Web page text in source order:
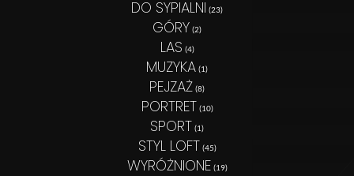
DO SYPIALNI (23)
GÓRY (2)
LAS (4)
MUZYKA (1)
PEJZAŻ (8)
PORTRET (10)
SPORT (1)
STYL LOFT (45)
WYRÓŻNIONE (19)